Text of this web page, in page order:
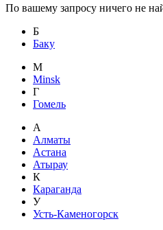
По вашему запросу ничего не
Б
Баку
M
Minsk
Г
Гомель
А
Алматы
Астана
Атырау
К
Караганда
У
Усть-Каменогорск